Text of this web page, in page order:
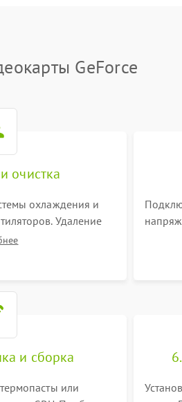
GeForce
очистка
охлаждения и
Удаление
графического
и сборка
или